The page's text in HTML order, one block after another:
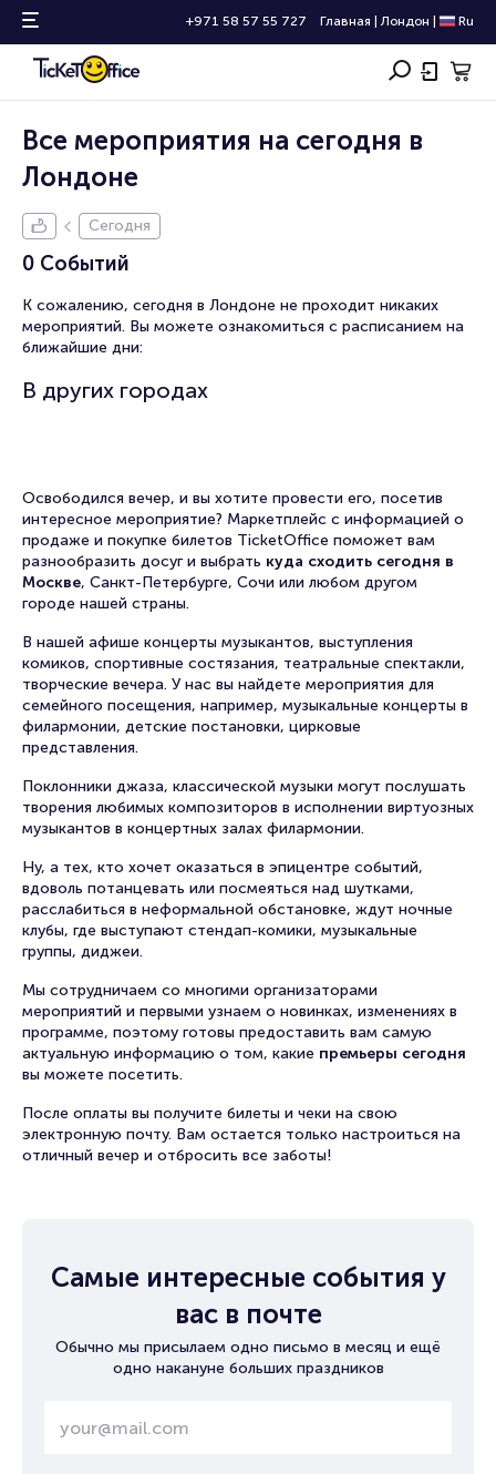
+971 58 57 55 727 Главная Лондон Ru
Все мероприятия на сегодня в
Лондоне
Сегодня
0 Событий
К сожалению, сегодня в Лондоне не проходит никаких
мероприятий. Вы можете ознакомиться с расписанием на
ближайшие дни:
В других городах
Освободился вечер, и вы хотите провести его, посетив
интересное мероприятие? Маркетплейс с информацией о
продаже и покупке билетов TicketOffice поможет вам
разнообразить досуг и выбрать куда сходить сегодня в
Москве, Санкт-Петербурге, Сочи или любом другом
городе нашей страны.
В нашей афише концерты музыкантов, выступления
комиков, спортивные состязания, театральные спектакли,
творческие вечера. У нас вы найдете мероприятия для
семейного посещения, например, музыкальные концерты в
филармонии, детские постановки, цирковые
представления.
Поклонники джаза, классической музыки могут послушать
творения любимых композиторов в исполнении виртуозных
музыкантов в концертных залах филармонии.
Ну, а тех, кто хочет оказаться в эпицентре событий,
вдоволь потанцевать или посмеяться над шутками,
расслабиться в неформальной обстановке, ждут ночные
клубы, где выступают стендап-комики, музыкальные
группы, диджеи.
Мы сотрудничаем со многими организаторами
мероприятий и первыми узнаем о новинках, изменениях в
программе, поэтому готовы предоставить вам самую
актуальную информацию о том, какие премьеры сегодня
вы можете посетить.
После оплаты вы получите билеты и чеки на свою
электронную почту. Вам остается только настроиться на
отличный вечер и отбросить все заботы!
Самые интересные события у
вас в почте
Обычно мы присылаем одно письмо в месяц и ещё
одно накануне больших праздников